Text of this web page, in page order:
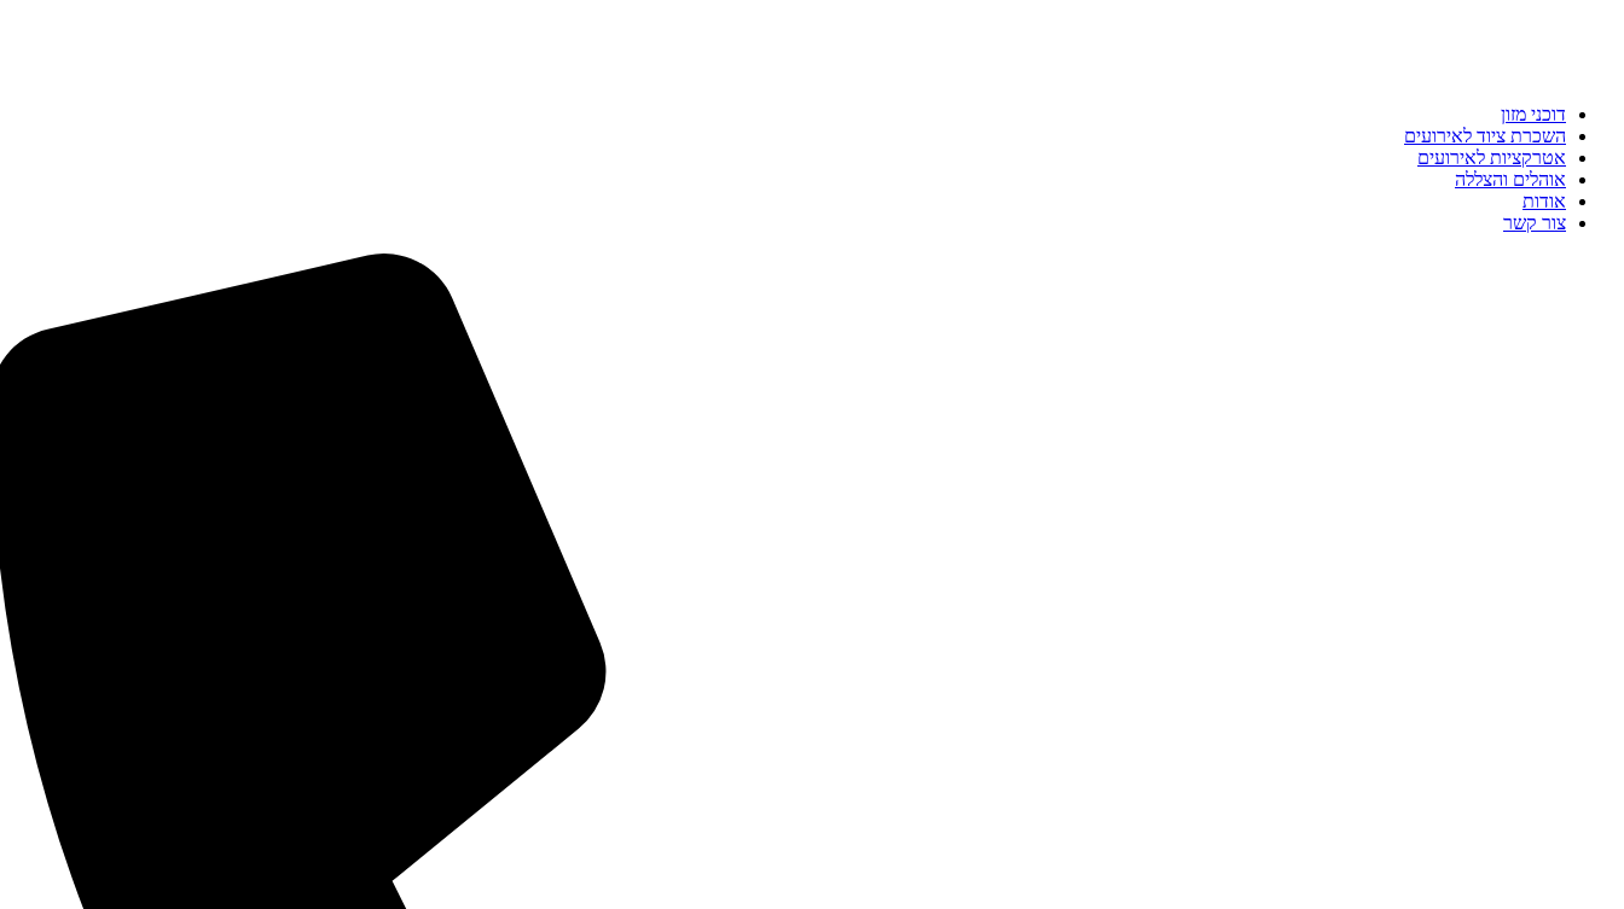
דוכני מזון
השכרת ציוד לאירועים
אטרקציות לאירועים
אוהלים והצללה
אודות
צור קשר